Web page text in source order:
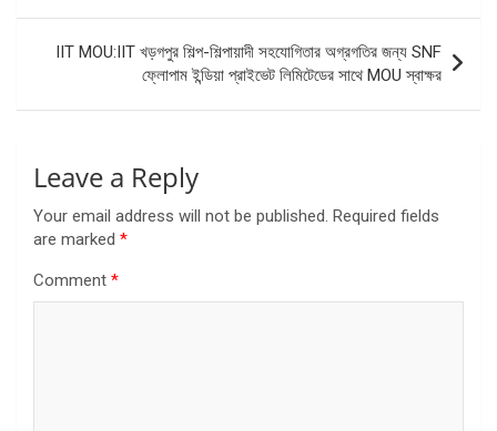
IIT MOU:IIT খড়গপুর শিল্প-শিল্পায়াদী সহযোগিতার অগ্রগতির জন্য SNF
ফ্লোপাম ইন্ডিয়া প্রাইভেট লিমিটেডের সাথে MOU স্বাক্ষর
Leave a Reply
Your email address will not be published. Required fields
are marked *
Comment *